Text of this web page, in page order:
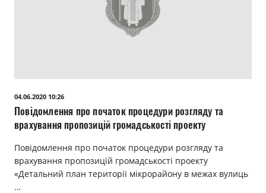
04.06.2020 10:26
Повідомлення про початок процедури розгляду та
врахування пропозицій громадськості проекту
Повідомлення про початок процедури розгляду та
врахування пропозицій громадськості проекту
«Детальний план території мікрорайону в межах вулиць
…